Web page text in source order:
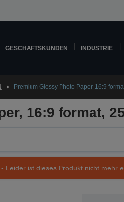
GESCHÄFTSKUNDEN INDUSTRIE
Premium Glossy Photo Paper, 16:9
16:9 format,
Leider ist dieses Produkt nicht mehr